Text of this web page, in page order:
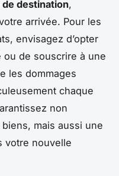
destination,
arrivée. Pour les
envisagez d’opter
ou de souscrire à une
les dommages
chaque
non
mais aussi une
votre nouvelle